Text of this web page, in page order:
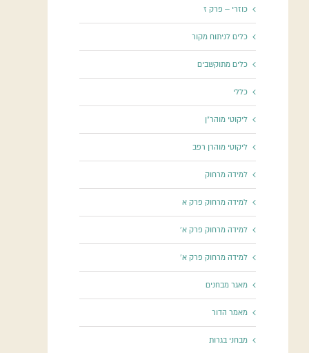
כוזרי – פרק ז
כלים לניתוח מקור
כלים מתוקשבים
כללי
ליקוטי מוהר"ן
ליקוטי מוהרן רפב
למידה מרחוק
למידה מרחוק פרק א
למידה מרחוק פרק א'
למידה מרחוק פרק א'
מאגר מבחנים
מאמר הדור
מבחני בגרות